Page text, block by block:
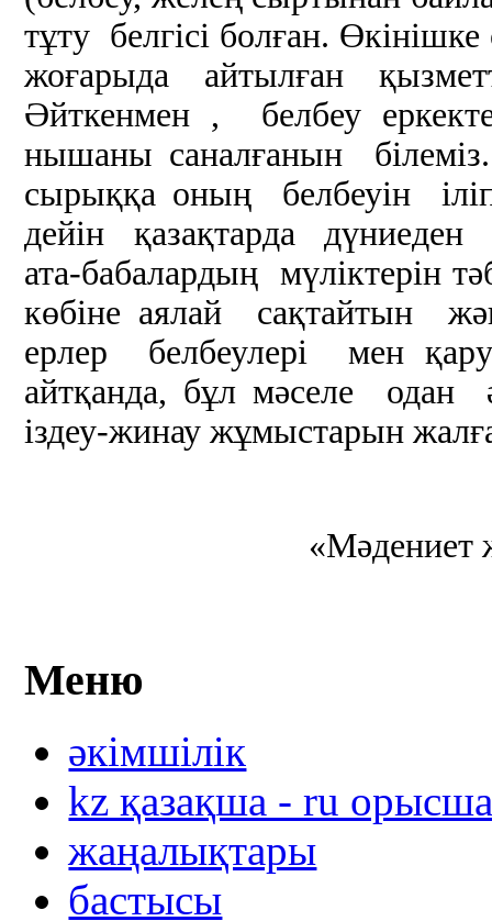
тұту белгісі болған.
жоғарыда айтылған
Әйткенмен , белбеу
нышаны саналғанын
сырыққа оның белбеуін
дейін қазақтарда
ата-бабалардың мүліктерін
көбіне аялай сақтайтын
ерлер белбеулері мен
айтқанда, бұл мәселе одан
іздеу-жинау жұмыстарын
«Мәдениет
Меню
әкімшілік
kz қазақша - ru
жаңалықтары
бастысы